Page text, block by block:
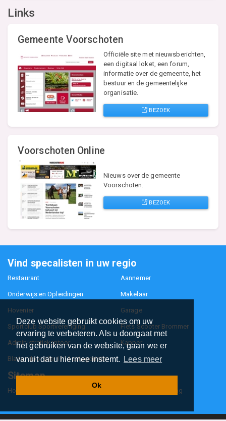
Deze website gebruikt cookies om uw
ervaring te verbeteren. Als u doorgaat met
het gebruiken van de website, gaan we er
vanuit dat u hiermee instemt.
Lees meer
Ok
Links
Gemeente Voorschoten
Officiële site met nieuwsberichten,
een digitaal loket, een forum,
informatie over de gemeente, het
bestuur en de gemeentelijke
organisatie.
BEZOEK
Voorschoten Online
Nieuws over de gemeente
Voorschoten.
BEZOEK
Vind specalisten in uw regio
Restaurant Aannemer
Onderwijs en Opleidingen Makelaar
Hovenier Garage
Sportclub Sportvereniging Fiets Scooter Brommer
Administratiekantoor Kapper
Blader door alle 1114 categorieën
Sitemap
Home Privacyverklaring